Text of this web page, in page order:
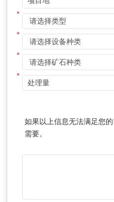
*
*
*
*
如果以上信息无法满足您
需要。